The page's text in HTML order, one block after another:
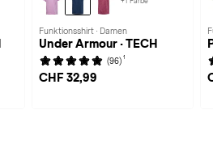
Funktionsshirt · Damen
Under Armour · TECH
(96) 1
CHF 32,99